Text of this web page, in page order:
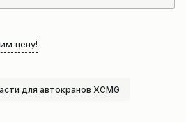
цену!
для автокранов XCMG